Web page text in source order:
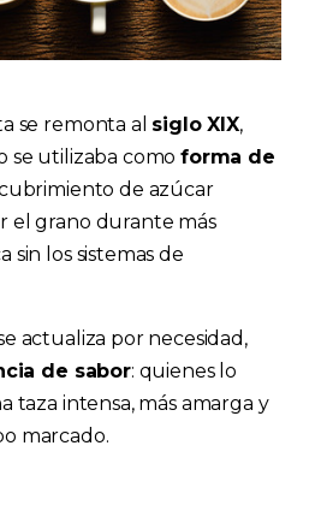
se remonta al siglo XIX,
se utilizaba comoforma de
de azúcar
el grano durante más
sin los sistemas de
actualiza por necesidad,
de sabor: quienes lo
taza intensa, más amarga y
marcado.